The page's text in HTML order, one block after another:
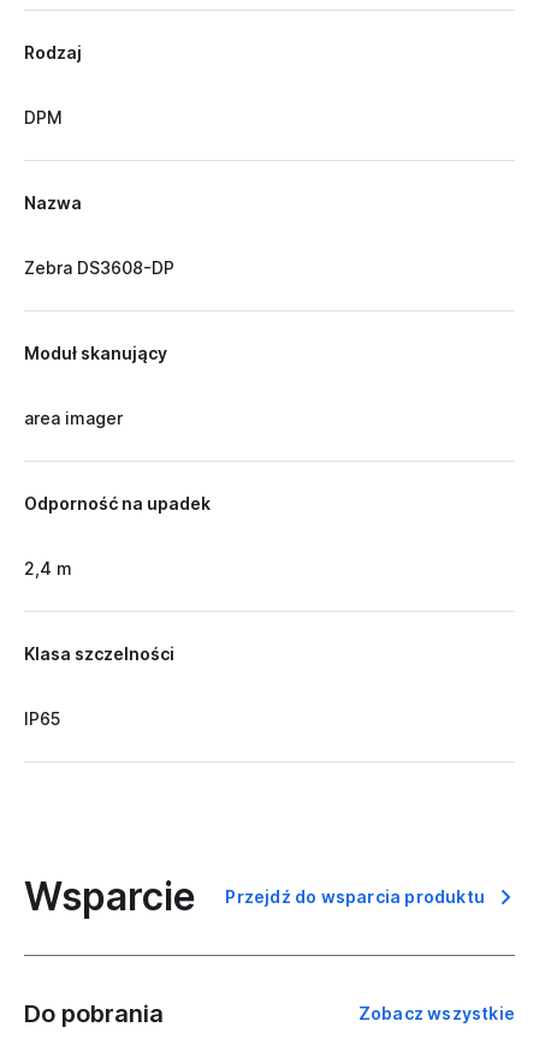
Rodzaj
DPM
Nazwa
Zebra DS3608-DP
Moduł skanujący
area imager
Odporność na upadek
2,4 m
Klasa szczelności
IP65
Wsparcie Przejdź do wsparcia produktu
Do pobrania Zobacz wszystkie